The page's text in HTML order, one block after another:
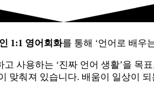
1:1 영어회화를 통해 ‘언어로 배우
사용하는 ‘진짜 언어 생활’을 목
맞춰져 있습니다. 배움이 일상이